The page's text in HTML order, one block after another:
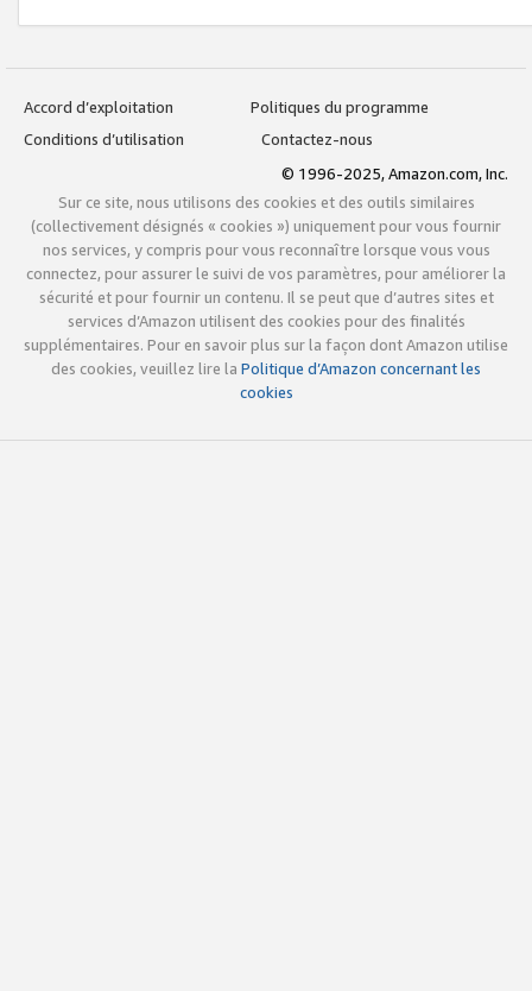
Accord d’exploitation
Politiques du programme
Conditions d’utilisation
Contactez-nous
© 1996-2025, Amazon.com, Inc.
Sur ce site, nous utilisons des cookies et des outils similaires
(collectivement désignés « cookies ») uniquement pour vous fournir
nos services, y compris pour vous reconnaître lorsque vous vous
connectez, pour assurer le suivi de vos paramètres, pour améliorer la
sécurité et pour fournir un contenu. Il se peut que d’autres sites et
services d’Amazon utilisent des cookies pour des finalités
supplémentaires. Pour en savoir plus sur la façon dont Amazon utilise
des cookies, veuillez lire la Politique d’Amazon concernant les
cookies